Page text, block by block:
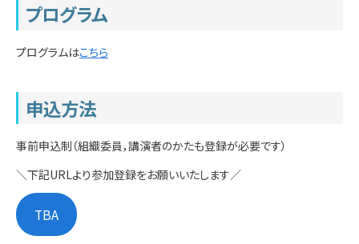
プログラム
プログラムはこちら
申込方法
事前申込制（組織委員，講演者のかたも登録が必要です）
＼下記URLより参加登録をお願いいたします／
TBA